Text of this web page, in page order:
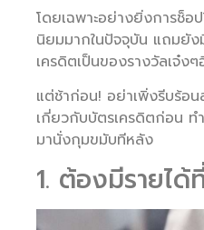
โดยเฉพาะอย่างยิ่งการช็อ
นิยมมากในปัจจุบัน แถมยั
เครดิตเป็นของรางวัลเจ๋ง
แต่ช้าก่อน! อย่าเพิ่งรีบร้อ
เกี่ยวกับบัตรเครดิตก่อน ทำ
มานั่งกุมขมับทีหลัง
1. ต้องมีรายไ